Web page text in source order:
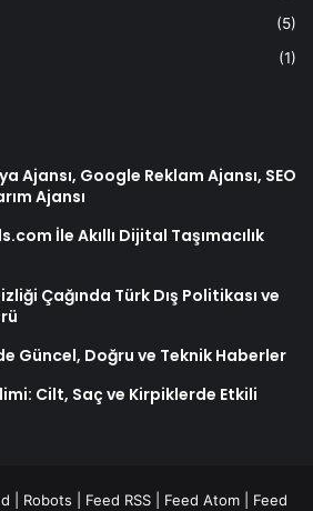
(5)
(1)
Ajansı, Google Reklam Ajansı, SEO
Ajansı
İle Akıllı Dijital Taşımacılık
Çağında Türk Dış Politikası ve
Güncel, Doğru ve Teknik Haberler
Cilt, Saç ve Kirpiklerde Etkili
Robots Feed RSS Feed Atom Feed